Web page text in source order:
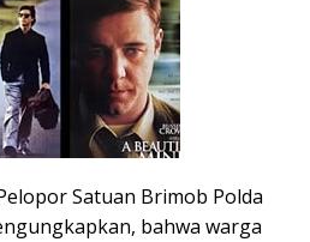
Satuan Brimob Polda
bahwa warga